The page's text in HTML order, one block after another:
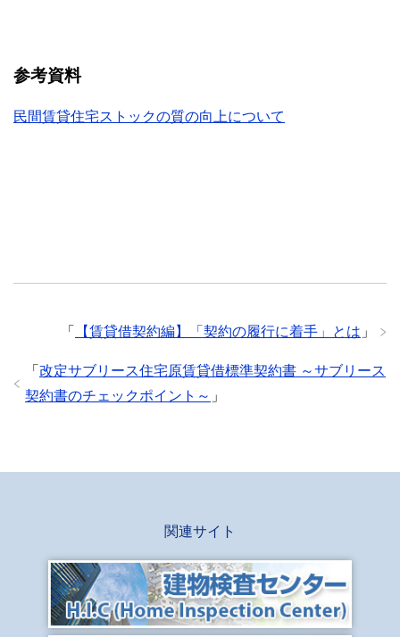
参考資料
民間賃貸住宅ストックの質の向上について
「 【賃貸借契約編】「契約の履行に着手」とは 」
「 改定サブリース住宅原賃貸借標準契約書 ～サブリース
契約書のチェックポイント～ 」
関連サイト